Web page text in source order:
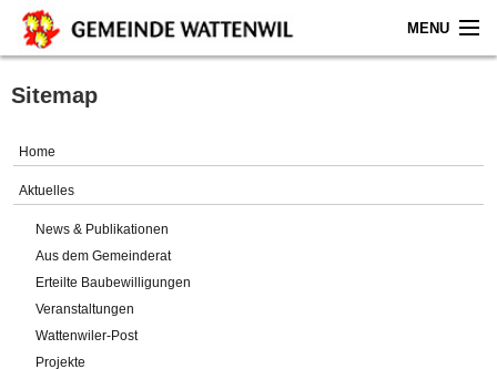
MENU
Home
Gemeinde
Verwaltung
Online-Service
Sitemap
Home
Aktuelles
News & Publikationen
Aus dem Gemeinderat
Erteilte Baubewilligungen
Veranstaltungen
Wattenwiler-Post
Projekte